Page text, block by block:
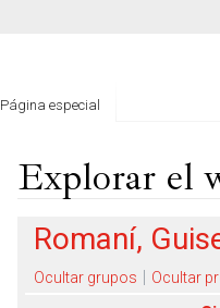
Explorar el
Romaní,
Ocultar grupos Ocultar
Página especial